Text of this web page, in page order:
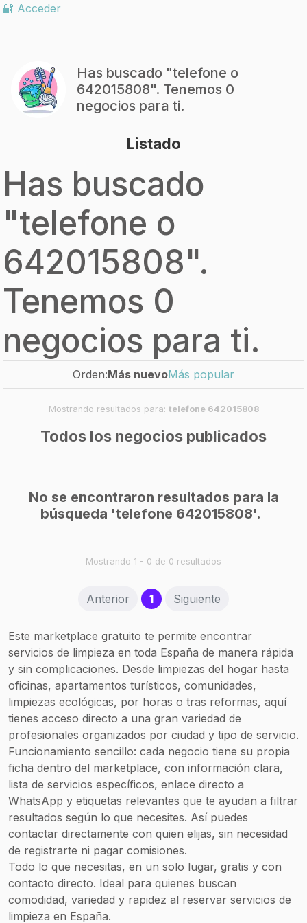
🔐 Acceder
Has buscado "telefone o
642015808". Tenemos 0
negocios para ti.
Listado
Has buscado
"telefone o
642015808".
Tenemos 0
negocios para ti.
Orden:Más nuevoMás popular
Mostrando resultados para: telefone 642015808
Todos los negocios publicados
No se encontraron resultados para la
búsqueda 'telefone 642015808'.
Mostrando 1 - 0 de 0 resultados
Anterior 1(current)
Siguiente
Este marketplace gratuito te permite encontrar
servicios de limpieza en toda España de manera rápida
y sin complicaciones. Desde limpiezas del hogar hasta
oficinas, apartamentos turísticos, comunidades,
limpiezas ecológicas, por horas o tras reformas, aquí
tienes acceso directo a una gran variedad de
profesionales organizados por ciudad y tipo de servicio.
Funcionamiento sencillo: cada negocio tiene su propia
ficha dentro del marketplace, con información clara,
lista de servicios específicos, enlace directo a
WhatsApp y etiquetas relevantes que te ayudan a filtrar
resultados según lo que necesites. Así puedes
contactar directamente con quien elijas, sin necesidad
de registrarte ni pagar comisiones.
Todo lo que necesitas, en un solo lugar, gratis y con
contacto directo. Ideal para quienes buscan
comodidad, variedad y rapidez al reservar servicios de
limpieza en España.